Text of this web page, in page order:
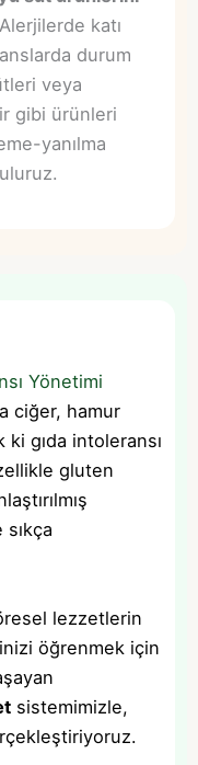
Alerjilerde katı
durum
veya
gibi ürünleri
yanılma
Yönetimi
ciğer, hamur
gıda intoleransı
gluten
lezzetlerin
öğrenmek için
sistemimizle,